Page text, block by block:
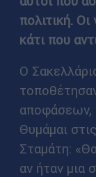
πολιτική.
κάτι που
Ο
αποφάσεων,
Θυμάμαι
Σταμάτη:
αν ήταν μια